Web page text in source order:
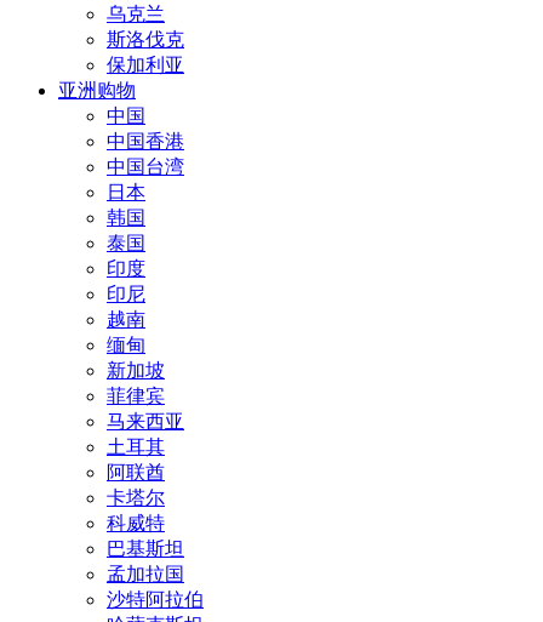
乌克兰
斯洛伐克
保加利亚
亚洲购物
中国
中国香港
中国台湾
日本
韩国
泰国
印度
印尼
越南
缅甸
新加坡
菲律宾
马来西亚
土耳其
阿联酋
卡塔尔
科威特
巴基斯坦
孟加拉国
沙特阿拉伯